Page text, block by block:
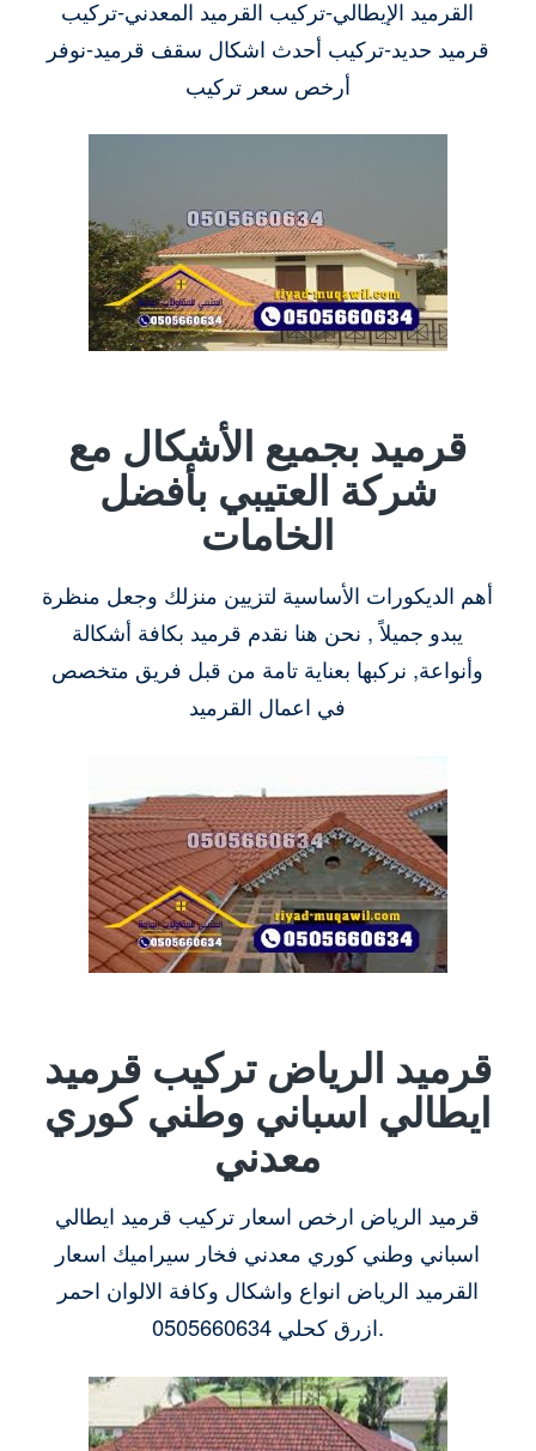
القرميد الإيطالي-تركيب القرميد المعدني-تركيب
قرميد حديد-تركيب أحدث اشكال سقف قرميد-نوفر
أرخص سعر تركيب
قرميد بجميع الأشكال مع
شركة العتيبي بأفضل
الخامات
أهم الديكورات الأساسية لتزيين منزلك وجعل منظرة
يبدو جميلاً , نحن هنا نقدم قرميد بكافة أشكالة
وأنواعة, نركبها بعناية تامة من قبل فريق متخصص
في اعمال القرميد
قرميد الرياض تركيب قرميد
ايطالي اسباني وطني كوري
معدني
قرميد الرياض ارخص اسعار تركيب قرميد ايطالي
اسباني وطني كوري معدني فخار سيراميك اسعار
القرميد الرياض انواع واشكال وكافة الالوان احمر
ازرق كحلي 0505660634.